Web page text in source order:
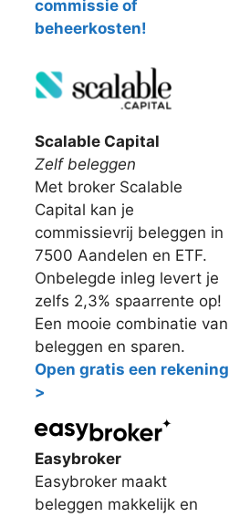
commissie of
beheerkosten!
Scalable Capital
Zelf beleggen
Met broker Scalable
Capital kan je
commissievrij beleggen in
7500 Aandelen en ETF.
Onbelegde inleg levert je
zelfs 2,3% spaarrente op!
Een mooie combinatie van
beleggen en sparen.
Open gratis een rekening
>
Easybroker
Easybroker maakt
beleggen makkelijk en